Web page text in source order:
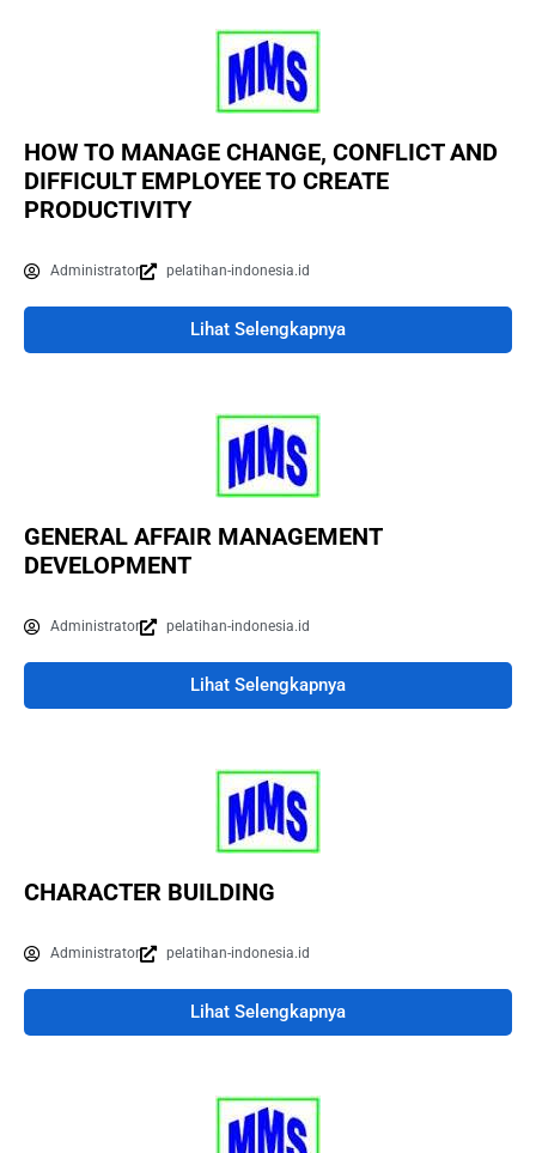
HOW TO MANAGE CHANGE, CONFLICT AND
DIFFICULT EMPLOYEE TO CREATE
PRODUCTIVITY
Administrator pelatihan-indonesia.id
Lihat Selengkapnya
GENERAL AFFAIR MANAGEMENT
DEVELOPMENT
Administrator pelatihan-indonesia.id
Lihat Selengkapnya
CHARACTER BUILDING
Administrator pelatihan-indonesia.id
Lihat Selengkapnya